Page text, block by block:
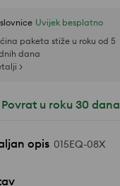
Uvijek besplatno
paketa stiže u roku od 5
dana
>
Povrat u roku 30 dana
opis 015EQ-08X